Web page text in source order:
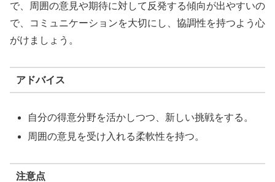
で、周囲の意見や期待に対して反発する傾向が出やすいの
で、コミュニケーションを大切にし、協調性を持つよう心
がけましょう。
アドバイス
自分の得意分野を活かしつつ、新しい挑戦をする。
周囲の意見を受け入れる柔軟性を持つ。
注意点